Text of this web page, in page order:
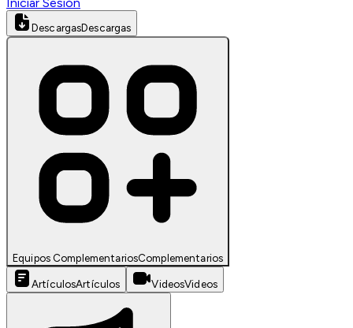
DescargasDescargas
Equipos ComplementariosComplementarios
ArtículosArtículos VideosVideos